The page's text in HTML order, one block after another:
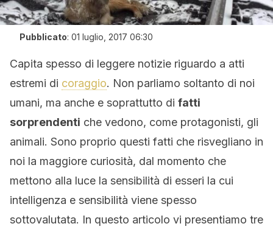
Pubblicato: 01 luglio, 2017 06:30
Capita spesso di leggere notizie riguardo a atti
estremi di coraggio. Non parliamo soltanto di noi
umani, ma anche e soprattutto di fatti
sorprendenti che vedono, come protagonisti, gli
animali. Sono proprio questi fatti che risvegliano in
noi la maggiore curiosità, dal momento che
mettono alla luce la sensibilità di esseri la cui
intelligenza e sensibilità viene spesso
sottovalutata. In questo articolo vi presentiamo tre